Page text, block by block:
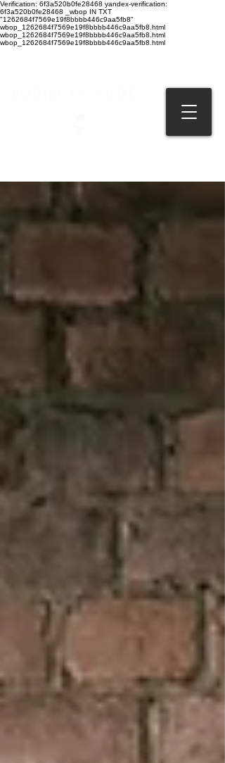
Verification: 6f3a520b0fe28468 yandex-verification:
6f3a520b0fe28468 _wbop IN TXT
"1262684f7569e19f8bbbb446c9aa5fb8"
wbop_1262684f7569e19f8bbbb446c9aa5fb8.html
wbop_1262684f7569e19f8bbbb446c9aa5fb8.html
wbop_1262684f7569e19f8bbbb446c9aa5fb8.html